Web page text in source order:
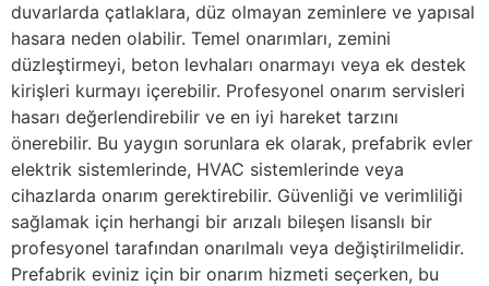
duvarlarda çatlaklara, düz olmayan zeminlere ve yapısal
hasara neden olabilir. Temel onarımları, zemini
düzleştirmeyi, beton levhaları onarmayı veya ek destek
kirişleri kurmayı içerebilir. Profesyonel onarım servisleri
hasarı değerlendirebilir ve en iyi hareket tarzını
önerebilir. Bu yaygın sorunlara ek olarak, prefabrik evler
elektrik sistemlerinde, HVAC sistemlerinde veya
cihazlarda onarım gerektirebilir. Güvenliği ve verimliliği
sağlamak için herhangi bir arızalı bileşen lisanslı bir
profesyonel tarafından onarılmalı veya değiştirilmelidir.
Prefabrik eviniz için bir onarım hizmeti seçerken, bu